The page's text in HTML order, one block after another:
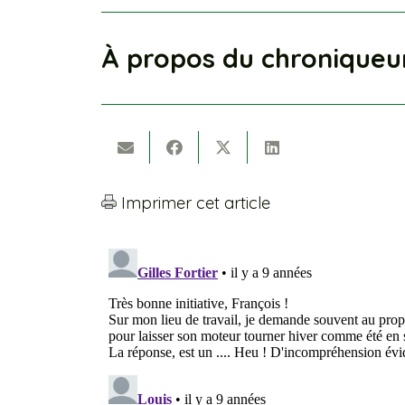
À propos du
Imprimer cet article